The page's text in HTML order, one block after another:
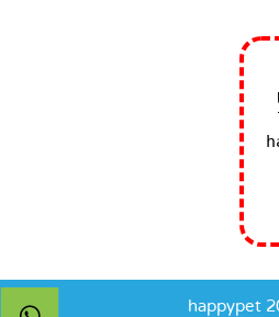
happypet